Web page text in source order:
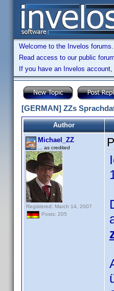
Welcome to the Invelos
Read access to our public
If you have an Invelos account,
[GERMAN] ZZs
Author
Michael_ZZ
... as credited
Registered: March 14, 2007
Posts: 205